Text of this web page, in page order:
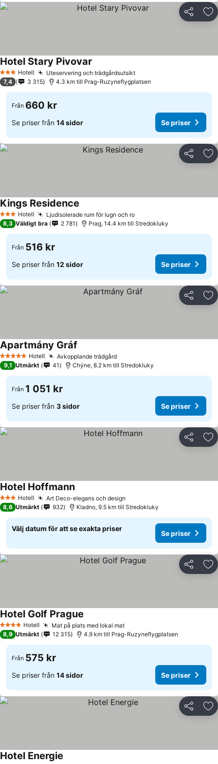
Dela
3 StjärnorHotell Uteservering och trädgårdsutsikt
Hotel Stary Pivovar
7,4 3 315 4.3 km till Prag-Ruzyneflygplatsen
Från 660 kr
Se priser från 14 sidor Se priser
Dela
3 StjärnorHotell Ljudisolerade rum för lugn och ro
Kings Residence
8,3 Väldigt bra 2 781 Prag, 14.4 km till Stredokluky
Från 516 kr
Se priser från 12 sidor Se priser
Dela
5 Stjärnor Hotell Avkopplande trädgård
Apartmány Gráf
9,1 Utmärkt 41 Chýne, 8.2 km till Stredokluky
Från 1 051 kr
Se priser från 3 sidor Se priser
Dela
3 StjärnorHotell Art Deco-elegans och design
Hotel Hoffmann
8,6 Utmärkt 932 Kladno, 9.5 km till Stredokluky
Välj datum för att se exakta priser
Se priser
Dela
4 StjärnorHotell Mat på plats med lokal mat
Hotel Golf Prague
8,9 Utmärkt 12 315 4.9 km till Prag-Ruzyneflygplatsen
Från 575 kr
Se priser från 14 sidor Se priser
Dela
Hotel Energie